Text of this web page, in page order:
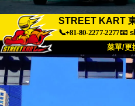
STREET KART
📞+81-80-2277-2277📧
菜單/更
首頁